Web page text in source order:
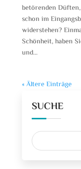
betörenden
schon im
widerstehen?
Schönheit, haben
und...
« Ältere Einträge
SUCHE